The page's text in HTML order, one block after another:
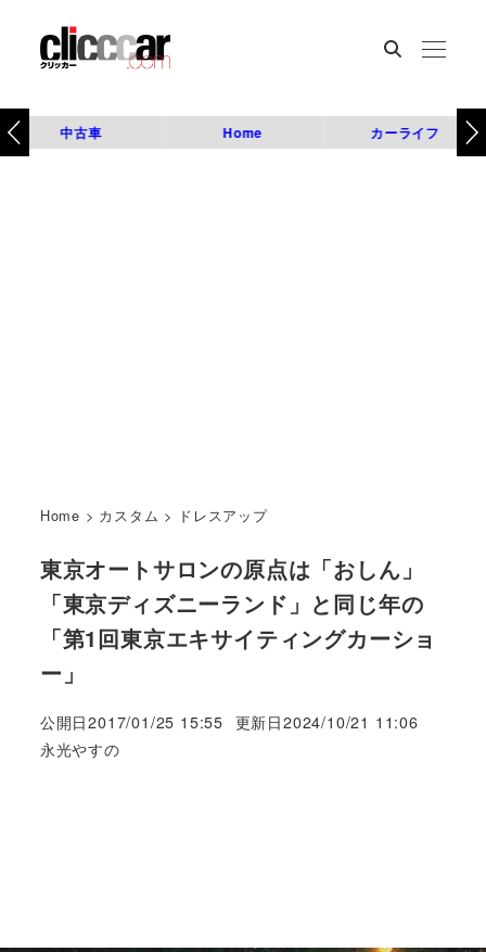
中古車 Home カーライフ
Home > カスタム > ドレスアップ
東京オートサロンの原点は「おしん」
「東京ディズニーランド」と同じ年の
「第1回東京エキサイティングカーショ
ー」
公開日2017/01/25 15:55 更新日2024/10/21 11:06
著
永光やすの